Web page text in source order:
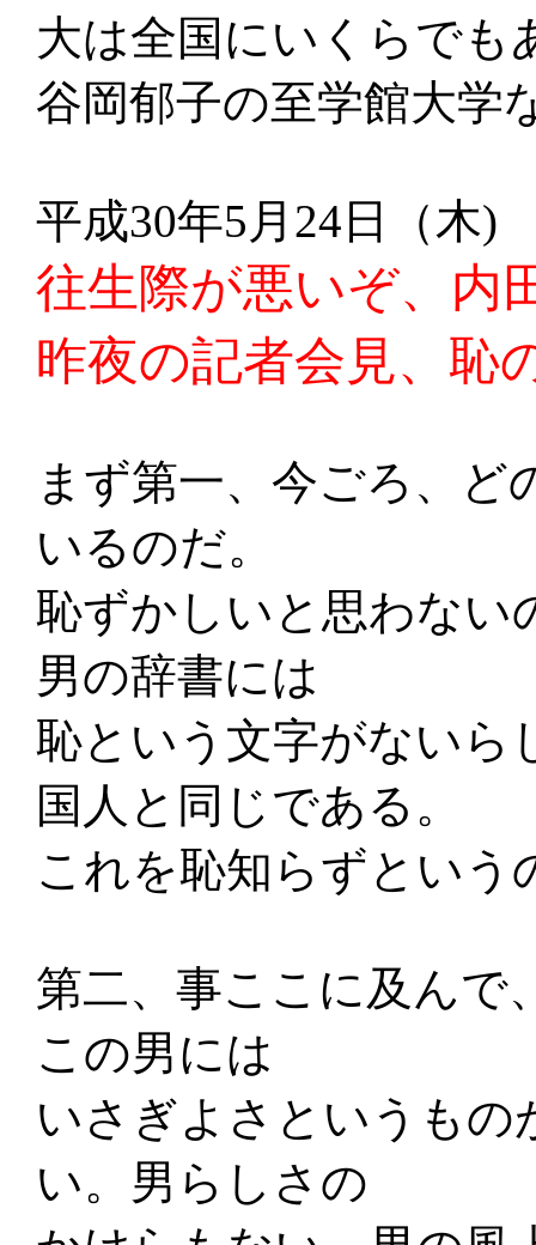
大は全国にいくらでも
谷岡郁子の至学館大学
平成30年5月24日（木)
往生際が悪いぞ、内
昨夜の記者会見、恥
まず第一、今ごろ、ど
いるのだ。
恥ずかしいと思わない
男の辞書には
恥という文字がないら
国人と同じである。
これを恥知らずという
第二、事ここに及んで
この男には
いさぎよさというもの
い。男らしさの